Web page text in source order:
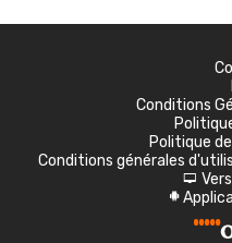
Conditions
Politique
Conditions générales
d
A